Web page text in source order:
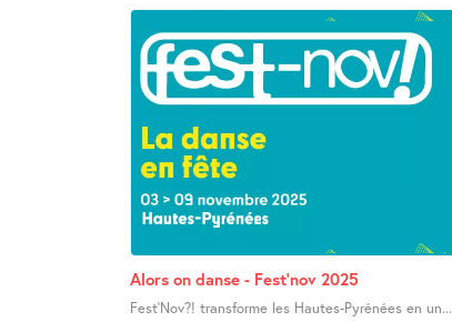
Alors on danse - Fest’nov 2025
Fest’Nov?! transforme les Hautes-Pyrénées en un...